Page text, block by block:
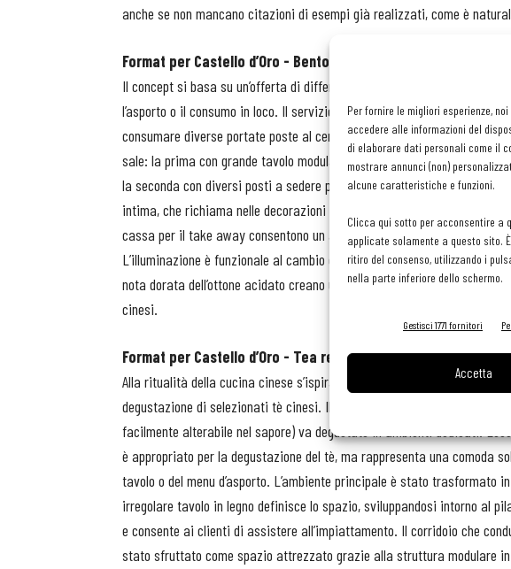
Per fornire le migliori esperienze,
accedere alle informazioni del
di elaborare dati personali come il
mostrare annunci (non)
alcune caratteristiche e funzioni.
Clicca qui sotto per acconsentire a
applicate solamente a questo sito.
ritiro del consenso, utilizzando i
nella parte inferiore dello schermo.
Gestisci 1771 fornitori
Accetta
anche se non mancano citazioni di esempi già realizzati, come è
Format per Castello d’Oro - Bento restaurant
Il concept si basa su un’offerta di differenti menu inseriti in un bento
l’asporto o il consumo in loco. Il servizio serale prevede il menu à la
consumare diverse portate poste al centro del tavolo, dal quale tutti
sale: la prima con grande tavolo modulare per favorire la
la seconda con diversi posti a sedere per un servizio di media intensità;
intima, che richiama nelle decorazioni un giardino giapponese.
cassa per il take away consentono un agile flusso interno che non
L’illuminazione è funzionale al cambio di atmosfera tra il servizio
nota dorata dell’ottone acidato creano un’atmosfera di relax, in
cinesi.
Format per Castello d’Oro - Tea restaurant
Alla ritualità della cucina cinese s’ispira il concept che propone un menu
degustazione di selezionati tè cinesi. Il tema del tè è il file rouge del
facilmente alterabile nel sapore) va degustato in ambienti dedicati. Ecco
è appropriato per la degustazione del tè, ma rappresenta una comoda
tavolo o del menu d’asporto. L’ambiente principale è stato trasformato
irregolare tavolo in legno definisce lo spazio, sviluppandosi intorno al
e consente ai clienti di assistere all’impiattamento. Il corridoio che
stato sfruttato come spazio attrezzato grazie alla struttura modulare